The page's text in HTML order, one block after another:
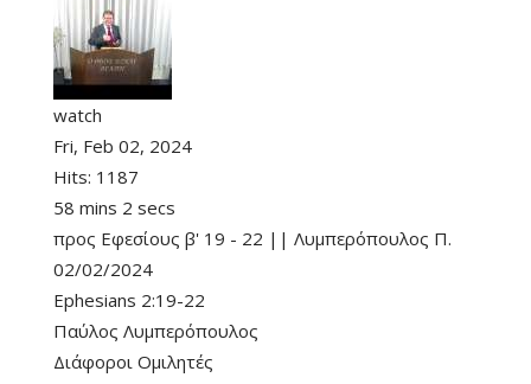
watch
Fri, Feb 02, 2024
Hits: 1187
58 mins 2 secs
προς Εφεσίους β' 19 - 22 || Λυμπερόπουλος Π.
02/02/2024
Ephesians 2:19-22
Παύλος Λυμπερόπουλος
Διάφοροι Ομιλητές